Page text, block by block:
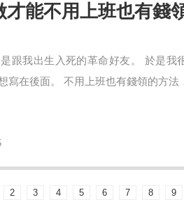
才能不用上班也有錢
跟我出生入死的革命好友。 於是
寫在後面。 不用上班也有錢領的方法
2 3 4 5 6 7 8 9